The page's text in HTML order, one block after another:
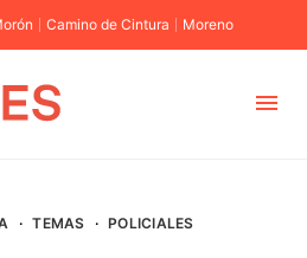
Camino de Cintura Moreno
· TEMAS · POLICIALES